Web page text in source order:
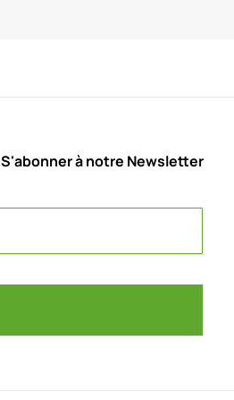
S'abonner à notre Newsletter